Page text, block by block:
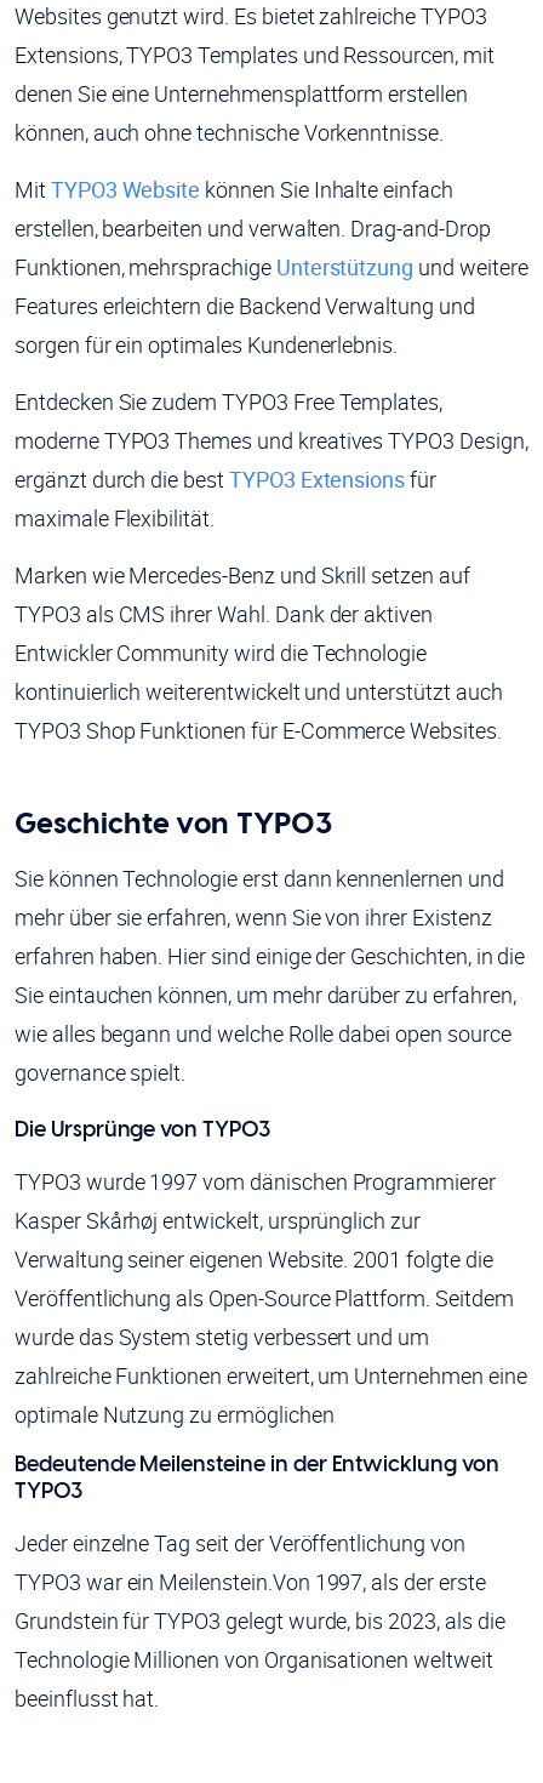
Websites genutzt wird. Es bietet zahlreiche TYPO3
Extensions, TYPO3 Templates und Ressourcen, mit
denen Sie eine Unternehmensplattform erstellen
können, auch ohne technische Vorkenntnisse.
MitTYPO3 Website können Sie Inhalte einfach
erstellen, bearbeiten und verwalten. Drag-and-Drop
Funktionen, mehrsprachige Unterstützung und weitere
Features erleichtern die Backend Verwaltung und
sorgen für ein optimales Kundenerlebnis.
Entdecken Sie zudem TYPO3 Free Templates,
moderne TYPO3 Themes und kreatives TYPO3 Design,
ergänzt durch die bestTYPO3 Extensionsfür
maximale Flexibilität.
Marken wie Mercedes-Benz und Skrill setzen auf
TYPO3 als CMS ihrer Wahl. Dank der aktiven
Entwickler Community wird die Technologie
kontinuierlich weiterentwickelt und unterstützt auch
TYPO3 Shop Funktionen für E-Commerce Websites.
Geschichte von TYPO3
Sie können Technologie erst dann kennenlernen und
mehr über sie erfahren, wenn Sie von ihrer Existenz
erfahren haben. Hier sind einige der Geschichten, in die
Sie eintauchen können, um mehr darüber zu erfahren,
wie alles begann und welche Rolle dabei open source
governance spielt.
Die Ursprünge von TYPO3
TYPO3 wurde 1997 vom dänischen Programmierer
Kasper Skårhøj entwickelt, ursprünglich zur
Verwaltung seiner eigenen Website. 2001 folgte die
Veröffentlichung als Open-Source Plattform. Seitdem
wurde das System stetig verbessert und um
zahlreiche Funktionen erweitert, um Unternehmen eine
optimale Nutzung zu ermöglichen
Bedeutende Meilensteine in der Entwicklung von
TYPO3
Jeder einzelne Tag seit der Veröffentlichung von
TYPO3 war ein Meilenstein.Von 1997, als der erste
Grundstein für TYPO3 gelegt wurde, bis 2023, als die
Technologie Millionen von Organisationen weltweit
beeinflusst hat.